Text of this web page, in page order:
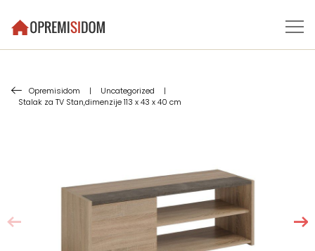
Opremisidom | Uncategorized
|
Stalak za TV Stan,dimenzije 113 x 43 x 40 cm